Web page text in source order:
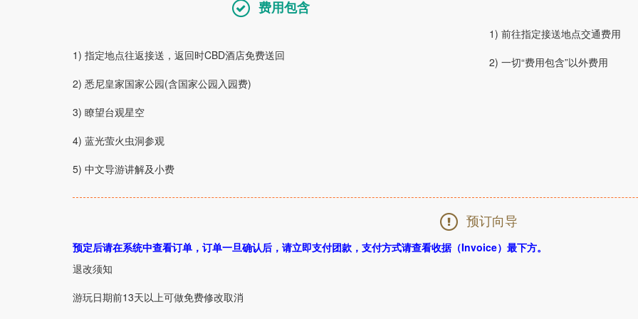
费用包含
1) 指定地点往返接送，返回时CBD酒店免费送回
2) 悉尼皇家国家公园(含国家公园入园费)
3) 瞭望台观星空
4) 蓝光萤火虫洞参观
5) 中文导游讲解及小费
1) 前往指定接送地点交通费用
2) 一切“费用包含”以外费用
预订向导
预定后请在系统中查看订单，订单一旦确认后，请立即支付团款，支付方式请查看收据（Invoice）最下方。
退改须知
游玩日期前13天以上可做免费修改取消